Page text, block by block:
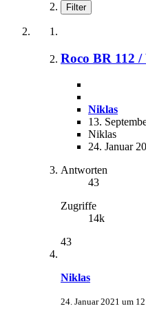
Filter
Roco BR 112
Niklas
13.
Niklas
24. Januar
Antworten
43
Zugriffe
14k
43
Niklas
24. Januar 2021 um